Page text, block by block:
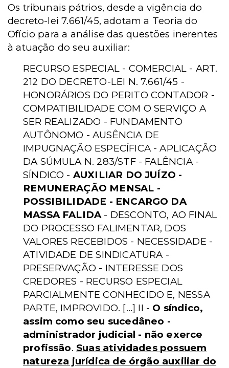
Os tribunais pátrios, desde a vigência do
decreto-lei 7.661/45, adotam a Teoria do
Ofício para a análise das questões inerentes
à atuação do seu auxiliar:
RECURSO ESPECIAL - COMERCIAL - ART.
212 DO DECRETO-LEI N. 7.661/45 -
HONORÁRIOS DO PERITO CONTADOR -
COMPATIBILIDADE COM O SERVIÇO A
SER REALIZADO - FUNDAMENTO
AUTÔNOMO - AUSÊNCIA DE
IMPUGNAÇÃO ESPECÍFICA - APLICAÇÃO
DA SÚMULA N. 283/STF - FALÊNCIA -
SÍNDICO - AUXILIAR DO JUÍZO -
REMUNERAÇÃO MENSAL -
POSSIBILIDADE - ENCARGO DA
MASSA FALIDA- DESCONTO, AO FINAL
DO PROCESSO FALIMENTAR, DOS
VALORES RECEBIDOS - NECESSIDADE -
ATIVIDADE DE SINDICATURA -
PRESERVAÇÃO - INTERESSE DOS
CREDORES - RECURSO ESPECIAL
PARCIALMENTE CONHECIDO E, NESSA
PARTE, IMPROVIDO. [...] II - O síndico,
assim como seu sucedâneo -
administrador judicial - não exerce
profissão.Suas atividades possuem
natureza jurídica de órgão auxiliar do